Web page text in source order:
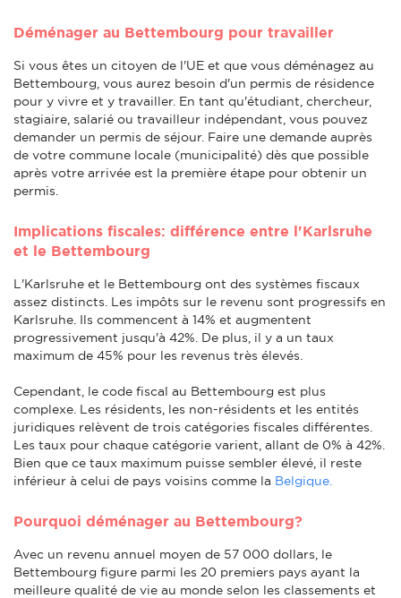
Déménager au Bettembourg pour travailler
Si vous êtes un citoyen de l'UE et que vous déménagez au
Bettembourg, vous aurez besoin d'un permis de résidence
pour y vivre et y travailler. En tant qu'étudiant, chercheur,
stagiaire, salarié ou travailleur indépendant, vous pouvez
demander un permis de séjour. Faire une demande auprès
de votre commune locale (municipalité) dès que possible
après votre arrivée est la première étape pour obtenir un
permis.
Implications fiscales: différence entre l'Karlsruhe
et le Bettembourg
L'Karlsruhe et le Bettembourg ont des systèmes fiscaux
assez distincts. Les impôts sur le revenu sont progressifs en
Karlsruhe. Ils commencent à 14% et augmentent
progressivement jusqu'à 42%. De plus, il y a un taux
maximum de 45% pour les revenus très élevés.
Cependant, le code fiscal au Bettembourg est plus
complexe. Les résidents, les non-résidents et les entités
juridiques relèvent de trois catégories fiscales différentes.
Les taux pour chaque catégorie varient, allant de 0% à 42%.
Bien que ce taux maximum puisse sembler élevé, il reste
inférieur à celui de pays voisins comme la Belgique.
Pourquoi déménager au Bettembourg?
Avec un revenu annuel moyen de 57 000 dollars, le
Bettembourg figure parmi les 20 premiers pays ayant la
meilleure qualité de vie au monde selon les classements et